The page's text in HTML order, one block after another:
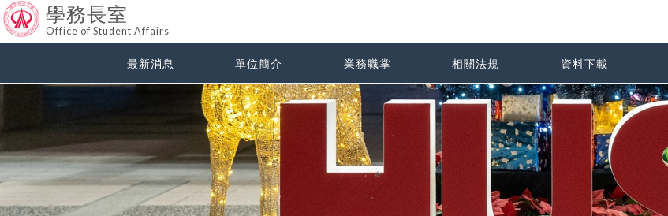
學務長室
Office of Student Affairs
最新消息 單位簡介 業務職掌 相關法規 資料下載